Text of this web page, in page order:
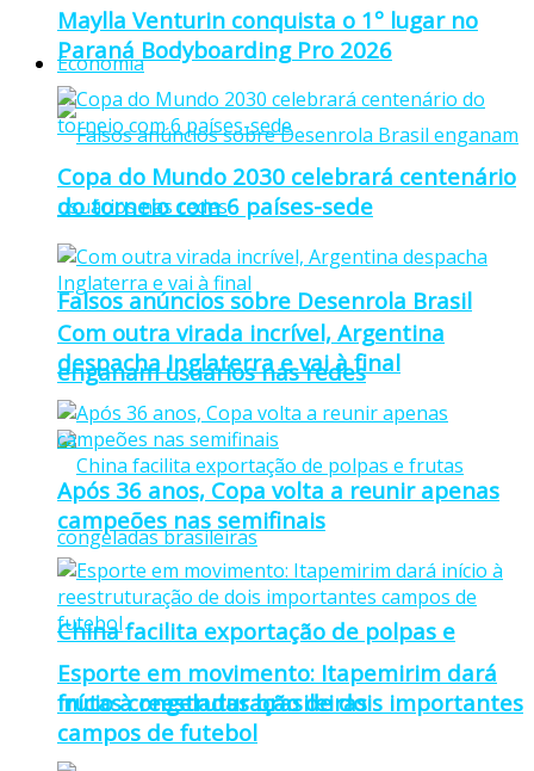
Economia
Falsos anúncios sobre Desenrola Brasil
enganam usuários nas redes
China facilita exportação de polpas e
frutas congeladas brasileiras
Maylla Venturin conquista o 1º lugar no
Paraná Bodyboarding Pro 2026
Copa do Mundo 2030 celebrará centenário
do torneio com 6 países-sede
Com outra virada incrível, Argentina
despacha Inglaterra e vai à final
Após 36 anos, Copa volta a reunir apenas
campeões nas semifinais
Esporte em movimento: Itapemirim dará
início à reestruturação de dois importantes
campos de futebol